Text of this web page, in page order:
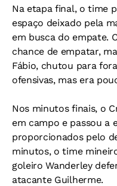
Na etapa final, o time
espaço deixado pela
em busca do empate.
chance de empatar,
Fábio, chutou para
ofensivas, mas era
Nos minutos finais, o
em campo e passou a
proporcionados pelo
minutos, o time
goleiro Wanderley
atacante Guilherme.